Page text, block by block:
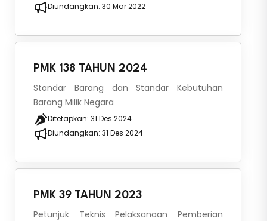
Diundangkan: 30 Mar 2022
PMK 138 TAHUN 2024
Standar Barang dan Standar Kebutuhan
Barang Milik Negara
Ditetapkan: 31 Des 2024
Diundangkan: 31 Des 2024
PMK 39 TAHUN 2023
Petunjuk Teknis Pelaksanaan Pemberian